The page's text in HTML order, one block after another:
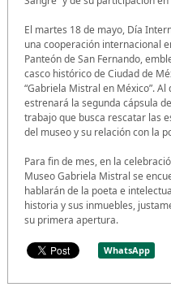
El martes 18 de mayo, Día
una cooperación internacional
Panteón de San Fernando,
casco histórico de Ciudad de
“Gabriela Mistral en México”.
estrenará la segunda cápsula
trabajo que busca rescatar las
del museo y su relación con la
Para fin de mes, en la
Museo Gabriela Mistral se
hablarán de la poeta e
historia y sus inmuebles,
su primera apertura.
WhatsApp